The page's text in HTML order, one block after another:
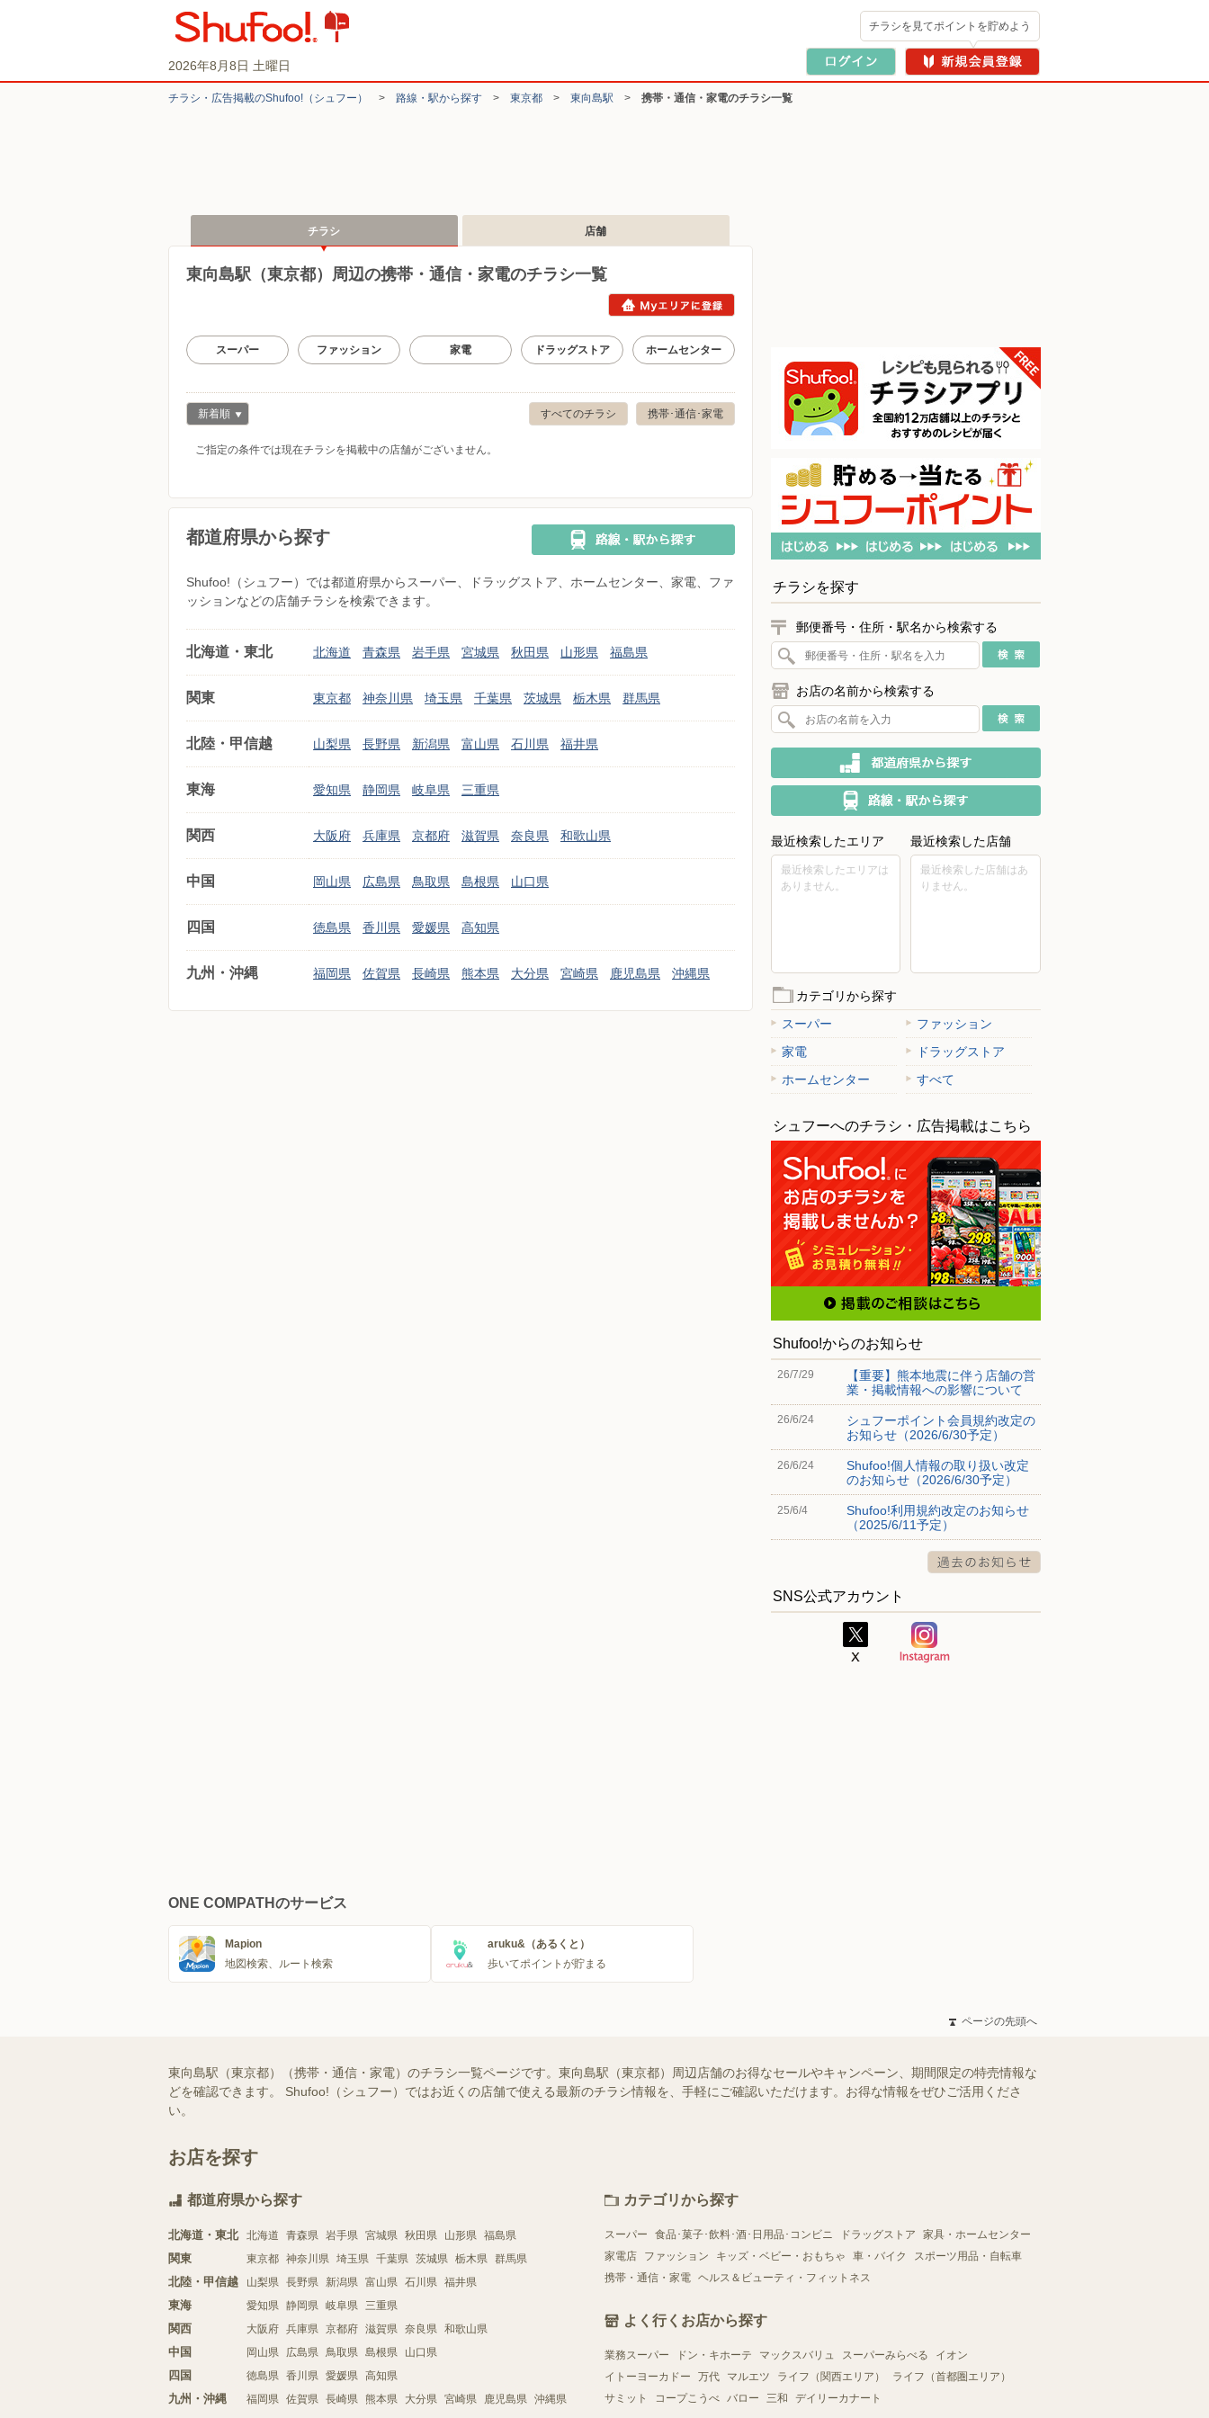
2026年8月8日 土曜日
チラシを見てポイントを貯めよう
チラシ・​広告掲載の​Shufoo!​（シュフー） > 路線・駅から探す > 東京都 > 東向島駅 > 携帯・通信・家電のチラシ一覧
チラシ 店舗
東向島駅（東京都）周辺の携帯・通信・家電のチラシ一覧
スーパー ファッション 家電 ドラッグストア ホームセンター
携帯･通信･家電
すべてのチラシ
新着順
ご指定の条件では現在チラシを掲載中の店舗がございません。
都道府県から探す
Shufoo!（シュフー）では都道府県からスーパー、ドラッグストア、ホームセンター、家電、ファ
ッションなどの店舗チラシを検索できます。
北海道・東北 北海道 青森県 岩手県 宮城県 秋田県 山形県 福島県
関東 東京都 神奈川県 埼玉県 千葉県 茨城県 栃木県 群馬県
北陸・甲信越 山梨県 長野県 新潟県 富山県 石川県 福井県
東海 愛知県 静岡県 岐阜県 三重県
関西 大阪府 兵庫県 京都府 滋賀県 奈良県 和歌山県
中国 岡山県 広島県 鳥取県 島根県 山口県
四国 徳島県 香川県 愛媛県 高知県
九州・沖縄 福岡県 佐賀県 長崎県 熊本県 大分県 宮崎県 鹿児島県 沖縄県
チラシを探す
郵便番号・住所・駅名から検索する
お店の名前から検索する
最近検索したエリア
最近検索したエリアは
ありません。
最近検索した店舗
最近検索した店舗はあ
りません。
カテゴリから探す
スーパー
ファッション
家電
ドラッグストア
ホームセンター
すべて
シュフーへのチラシ・広告掲載はこちら
Shufoo!からのお知らせ
26/7/29
【重要】熊本地震に伴う店舗の営
業・掲載情報への影響について
26/6/24
シュフーポイント会員規約改定の
お知らせ（2026/6/30予定）
26/6/24
Shufoo!個人情報の取り扱い改定
のお知らせ（2026/6/30予定）
25/6/4
Shufoo!利用規約改定のお知らせ
（2025/6/11予定）
SNS公式アカウント
ONE COMPATHのサービス
Mapion
地図検索、ルート検索
aruku&（あるくと）
歩いてポイントが貯まる
ページの先頭へ
東向島駅（東京都）（携帯・通信・家電）のチラシ一覧ページです。東向島駅（東京都）周辺店舗のお得なセールやキャンペーン、期間限定の特売情報な
どを確認できます。 Shufoo!（シュフー）ではお近くの店舗で使える最新のチラシ情報を、手軽にご確認いただけます。お得な情報をぜひご活用くださ
い。
お店を探す
都道府県から探す
北海道・東北 北海道 青森県 岩手県 宮城県 秋田県 山形県 福島県
関東 東京都 神奈川県 埼玉県 千葉県 茨城県 栃木県 群馬県
北陸・甲信越 山梨県 長野県 新潟県 富山県 石川県 福井県
東海 愛知県 静岡県 岐阜県 三重県
関西 大阪府 兵庫県 京都府 滋賀県 奈良県 和歌山県
中国 岡山県 広島県 鳥取県 島根県 山口県
四国 徳島県 香川県 愛媛県 高知県
九州・沖縄 福岡県 佐賀県 長崎県 熊本県 大分県 宮崎県 鹿児島県 沖縄県
カテゴリから探す
スーパー 食品･菓子･飲料･酒･日用品･コンビニ ドラッグストア
家具・ホームセンター
家電店
ファッション キッズ・ベビー・おもちゃ 車・バイク
スポーツ用品・自転車
携帯・通信・家電 ヘルス＆ビューティ・フィットネス
よく行くお店から探す
業務スーパー ドン・キホーテ マックスバリュ スーパーみらべる
イオン
イトーヨーカドー
万代 マルエツ ライフ（関西エリア）
ライフ（首都圏エリア）
サミット
コープこうべ バロー 三和 デイリーカナート